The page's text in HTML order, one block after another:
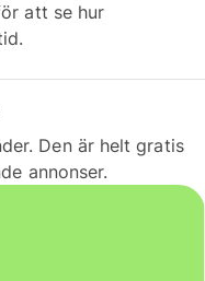
att se hur
Den är helt gratis
annonser.